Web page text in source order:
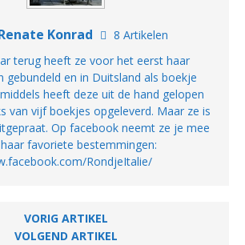
Konrad
8 Artikelen
terug heeft ze voor het eerst haar
gebundeld en in Duitsland als boekje
heeft deze uit de hand gelopen
van vijf boekjes opgeleverd. Maar ze is
Op facebook neemt ze je mee
favoriete bestemmingen:
RondjeItalie/
VORIG ARTIKEL
VOLGEND ARTIKEL